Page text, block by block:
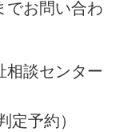
でお問い合わ
相談センター
定予約）